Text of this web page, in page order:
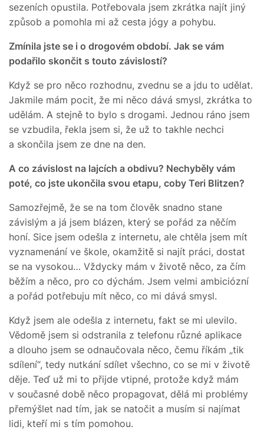
sezeních opustila. Potřebovala jsem zkrátka najít jiný
způsob a pomohla mi až cesta jógy a pohybu.
Zmínila jste se i o drogovém období. Jak se vám
podařilo skončit s touto závislostí?
Když se pro něco rozhodnu, zvednu se a jdu to udělat.
Jakmile mám pocit, že mi něco dává smysl, zkrátka to
udělám. A stejně to bylo s drogami. Jednou ráno jsem
se vzbudila, řekla jsem si, že už to takhle nechci
a skončila jsem ze dne na den.
A co závislost na lajcích a obdivu? Nechyběly vám
poté, co jste ukončila svou etapu, coby Teri Blitzen?
Samozřejmě, že se na tom člověk snadno stane
závislým a já jsem blázen, který se pořád za něčím
honí. Sice jsem odešla z internetu, ale chtěla jsem mít
vyznamenání ve škole, okamžitě si najít práci, dostat
se na vysokou… Vždycky mám v životě něco, za čím
běžím a něco, pro co dýchám. Jsem velmi ambiciózní
a pořád potřebuju mít něco, co mi dává smysl.
Když jsem ale odešla z internetu, fakt se mi ulevilo.
Vědomě jsem si odstranila z telefonu různé aplikace
a dlouho jsem se odnaučovala něco, čemu říkám „tik
sdílení“, tedy nutkání sdílet všechno, co se mi v životě
děje. Teď už mi to přijde vtipné, protože když mám
v současné době něco propagovat, dělá mi problémy
přemýšlet nad tím, jak se natočit a musím si najímat
lidi, kteří mi s tím pomohou.